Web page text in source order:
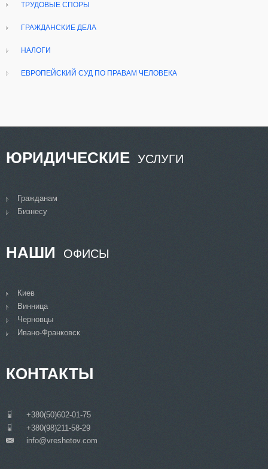
ТРУДОВЫЕ СПОРЫ
ГРАЖДАНСКИЕ ДЕЛА
НАЛОГИ
ЕВРОПЕЙСКИЙ СУД ПО ПРАВАМ ЧЕЛОВЕКА
ЮРИДИЧЕСКИЕ УСЛУГИ
Гражданам
Бизнесу
НАШИ ОФИСЫ
Киев
Винница
Черновцы
Ивано-Франковск
КОНТАКТЫ
+380(50)602-01-75
+380(98)211-58-29
info@vreshetov.com